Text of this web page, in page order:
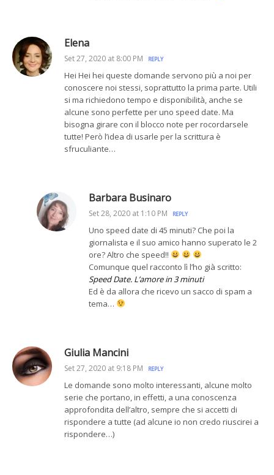
Elena
Set 27, 2020 at 8:00 PM REPLY
Hei Hei hei queste domande servono più a noi per
conoscere noi stessi, soprattutto la prima parte. Utili
si ma richiedono tempo e disponibilità, anche se
alcune sono perfette per uno speed date. Ma
bisogna girare con il blocco note per rocordarsele
tutte! Però l’idea di usarle per la scrittura è
sfruculiante…
Barbara Businaro
Set 28, 2020 at 1:10 PM REPLY
Uno speed date di 45 minuti? Che poi la
giornalista e il suo amico hanno superato le 2
ore? Altro che speed!!
Comunque quel racconto lì l’ho già scritto:
Speed Date. L’amore in 3 minuti
Ed è da allora che ricevo un sacco di spam a
tema…
Giulia Mancini
Set 27, 2020 at 9:18 PM REPLY
Le domande sono molto interessanti, alcune molto
serie che portano, in effetti, a una conoscenza
approfondita dell’altro, sempre che si accetti di
rispondere a tutte (ad alcune io non credo riuscirei a
rispondere…)